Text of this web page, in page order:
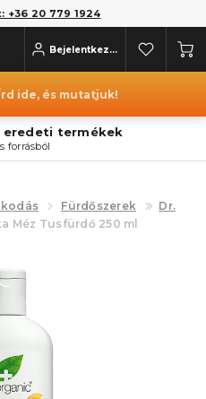
+36 20 779 1924
Bejelentkezés
ide, és mutatjuk!
eredeti termékek
forrásból
Fürdőszerek
Dr.
Méz Tusfürdő 250 ml